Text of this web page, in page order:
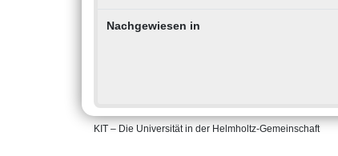
Nachgewiesen in
KIT – Die Universität in der Helmholtz-Gemeinschaft